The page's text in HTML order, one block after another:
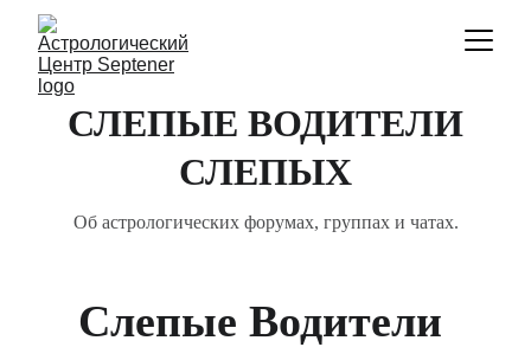
СЛЕПЫЕ ВОДИТЕЛИ
СЛЕПЫХ
Об астрологических форумах, группах и чатах.
Слепые Водители